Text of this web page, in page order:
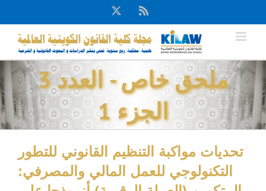
to
content
Rss
X
ملحق خاص - العدد 3
الجزء 1
تحديات مواكبة التنظيم القانوني للتطور
التكنولوجي للعمل المالي والمصرفي: